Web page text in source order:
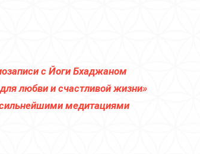
с Йоги Бхаджаном
любви и счастливой жизни»
медитациями